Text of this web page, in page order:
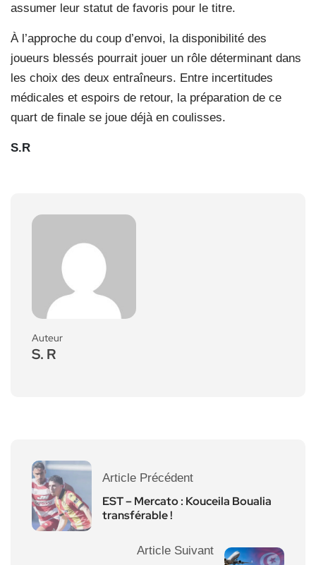
assumer leur statut de favoris pour le titre.
À l’approche du coup d’envoi, la disponibilité des
joueurs blessés pourrait jouer un rôle déterminant dans
les choix des deux entraîneurs. Entre incertitudes
médicales et espoirs de retour, la préparation de ce
quart de finale se joue déjà en coulisses.
S.R
Auteur
S. R
Article Précédent
EST – Mercato : Kouceila Boualia
transférable !
Article Suivant